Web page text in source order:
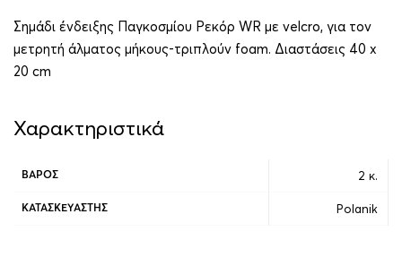
Σημάδι ένδειξης Παγκοσμίου Ρεκόρ WR με velcro, για τον
μετρητή άλματος μήκους-τριπλούν foam. Διαστάσεις 40 x
20 cm
Χαρακτηριστικά
ΒΆΡΟΣ 2 κ.
ΚΑΤΑΣΚΕΥΑΣΤΉΣ Polanik